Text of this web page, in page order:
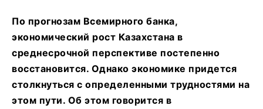
По прогнозам Всемирного банка,
экономический рост Казахстана в
среднесрочной перспективе постепенно
восстановится. Однако экономике придется
столкнуться с определенными трудностями на
этом пути. Об этом говорится в